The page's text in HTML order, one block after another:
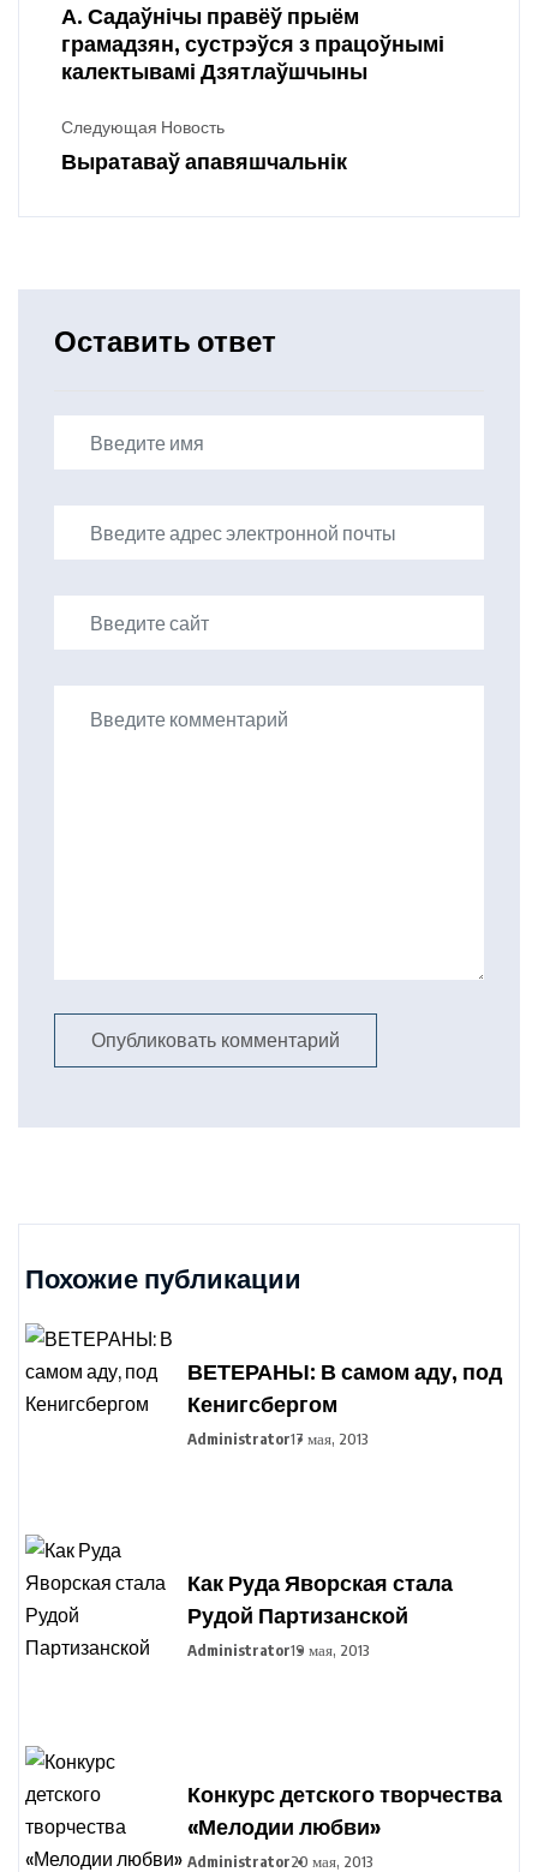
А. Садаўнічы правёў прыём
грамадзян, сустрэўся з працоўнымі
калектывамі Дзятлаўшчыны
Следующая Новость
Выратаваў апавяшчальнік
Оставить ответ
Похожие публикации
ВЕТЕРАНЫ: В самом аду, под
Кенигсбергом
Administrator17 мая, 2013
Как Руда Яворская стала
Рудой Партизанской
Administrator19 мая, 2013
Конкурс детского творчества
«Мелодии любви»
Administrator20 мая, 2013